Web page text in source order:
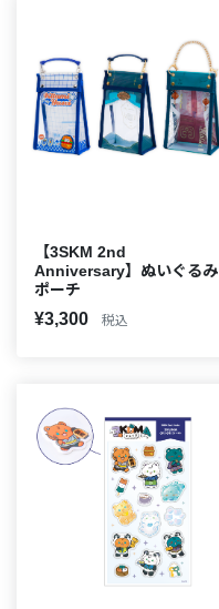
【3SKM 2nd
Anniversary】ぬいぐるみ
ポーチ
¥3,300 税込